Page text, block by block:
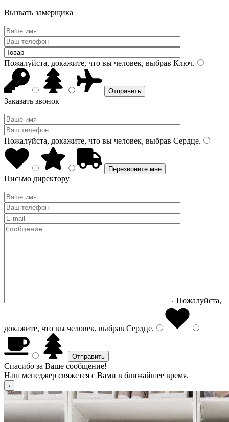
Вызвать замерщика
Пожалуйста, докажите, что вы человек, выбрав Ключ.
Заказать звонок
Пожалуйста, докажите, что вы человек, выбрав Сердце.
Письмо директору
Пожалуйста,
докажите, что вы человек, выбрав Сердце.
Спасибо за Ваше сообщение!
Наш менеджер свяжется с Вами в ближайшее время.